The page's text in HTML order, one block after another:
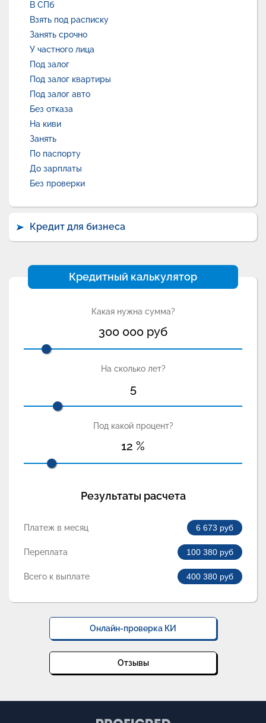
В СПб
Взять под расписку
Занять срочно
У частного лица
Под залог
Под залог квартиры
Под залог авто
Без отказа
На киви
Занять
По паспорту
До зарплаты
Без проверки
Кредит для бизнеса
Кредитный калькулятор
Какая нужна сумма?
300 000 руб
На сколько лет?
5
Под какой процент?
12 %
Результаты расчета
Платеж в месяц 6 673 руб
Переплата 100 380 руб
Всего к выплате 400 380 руб
Онлайн-проверка КИ
Отзывы